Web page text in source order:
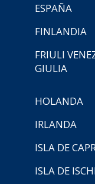
ESPAÑA
FINLANDIA
FRIULI
GIULIA
HOLANDA
IRLANDA
ISLA DE
ISLA DE